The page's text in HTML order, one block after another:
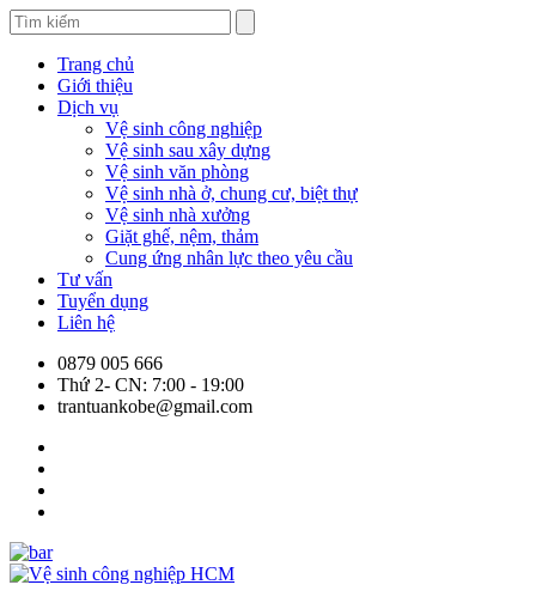
Trang chủ
Giới thiệu
Dịch vụ
Vệ sinh công nghiệp
Vệ sinh sau xây dựng
Vệ sinh văn phòng
Vệ sinh nhà ở, chung cư, biệt thự
Vệ sinh nhà xưởng
Giặt ghế, nệm, thảm
Cung ứng nhân lực theo yêu cầu
Tư vấn
Tuyển dụng
Liên hệ
0879 005 666
Thứ 2- CN: 7:00 - 19:00
trantuankobe@gmail.com